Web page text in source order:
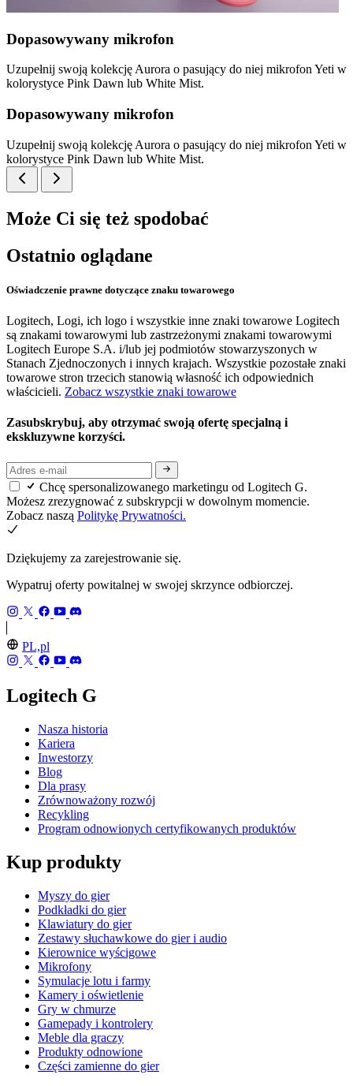
Dopasowywany mikrofon
Uzupełnij swoją kolekcję Aurora o pasujący do niej mikrofon Yeti w
kolorystyce Pink Dawn lub White Mist.
Dopasowywany mikrofon
Uzupełnij swoją kolekcję Aurora o pasujący do niej mikrofon Yeti w
kolorystyce Pink Dawn lub White Mist.
Może Ci się też spodobać
Ostatnio oglądane
Oświadczenie prawne dotyczące znaku towarowego
Logitech, Logi, ich logo i wszystkie inne znaki towarowe Logitech
są znakami towarowymi lub zastrzeżonymi znakami towarowymi
Logitech Europe S.A. i/lub jej podmiotów stowarzyszonych w
Stanach Zjednoczonych i innych krajach. Wszystkie pozostałe znaki
towarowe stron trzecich stanowią własność ich odpowiednich
właścicieli. Zobacz wszystkie znaki towarowe
Zasubskrybuj, aby otrzymać swoją ofertę specjalną i
ekskluzywne korzyści.
Chcę spersonalizowanego marketingu od Logitech G.
Możesz zrezygnować z subskrypcji w dowolnym momencie.
Zobacz naszą Politykę Prywatności.
Dziękujemy za zarejestrowanie się.
Wypatruj oferty powitalnej w swojej skrzynce odbiorczej.
PL,pl
Logitech G
Nasza historia
Kariera
Inwestorzy
Blog
Dla prasy
Zrównoważony rozwój
Recykling
Program odnowionych certyfikowanych produktów
Kup produkty
Myszy do gier
Podkładki do gier
Klawiatury do gier
Zestawy słuchawkowe do gier i audio
Kierownice wyścigowe
Mikrofony
Symulacje lotu i farmy
Kamery i oświetlenie
Gry w chmurze
Gamepady i kontrolery
Meble dla graczy
Produkty odnowione
Części zamienne do gier